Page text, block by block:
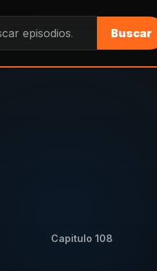
episodios
Buscar
Capitulo 108